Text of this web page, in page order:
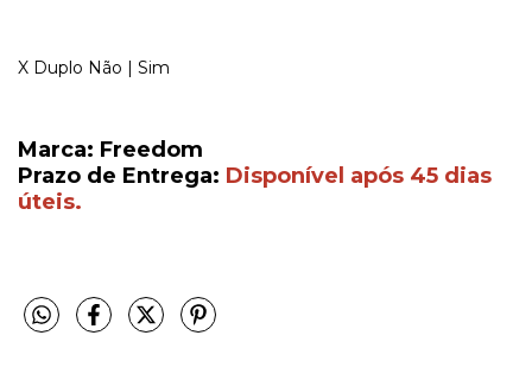
X Duplo Não | Sim
Marca: Freedom
Prazo de Entrega: Disponível após 45 dias
úteis.